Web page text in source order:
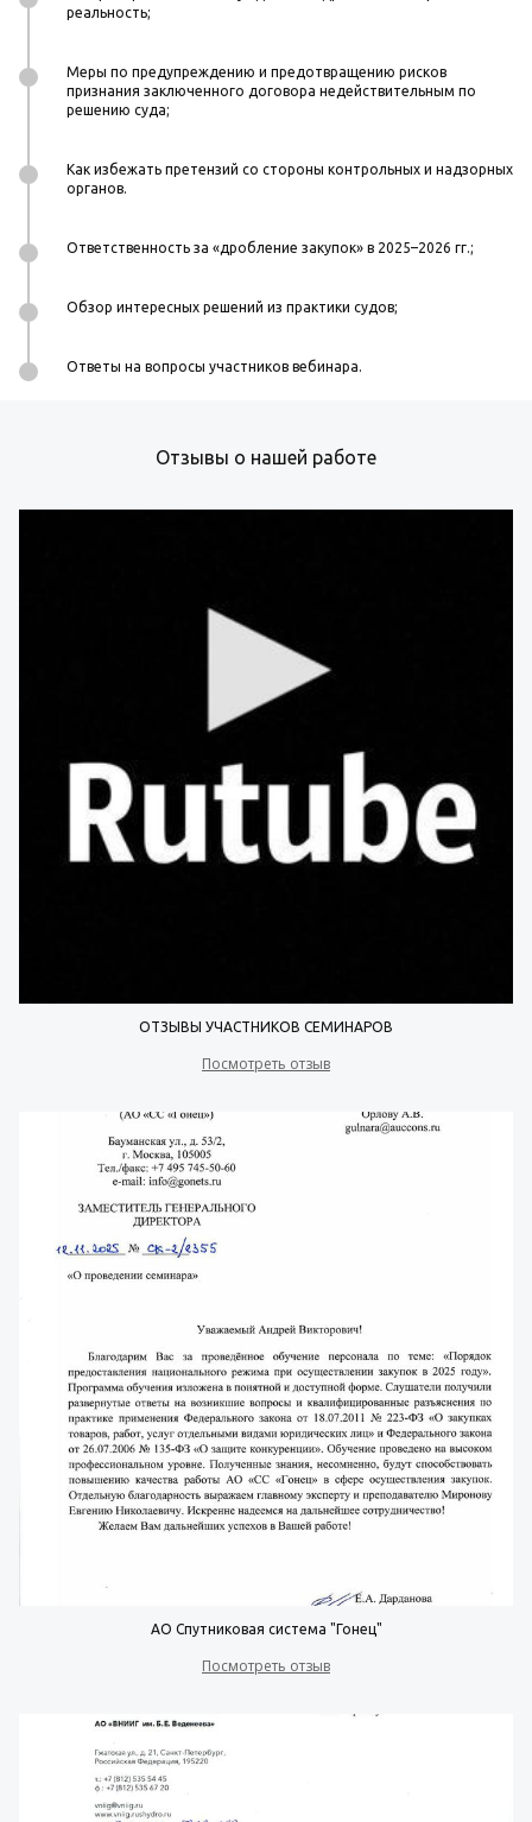
реальность;
Меры по предупреждению и предотвращению рисков
признания заключенного договора недействительным по
решению суда;
Как избежать претензий со стороны контрольных и надзорных
органов.
Ответственность за «дробление закупок» в 2025–2026 гг.;
Обзор интересных решений из практики судов;
Ответы на вопросы участников вебинара.
Отзывы о нашей работе
ОТЗЫВЫ УЧАСТНИКОВ СЕМИНАРОВ
Посмотреть отзыв
АО Спутниковая система "Гонец"
Посмотреть отзыв